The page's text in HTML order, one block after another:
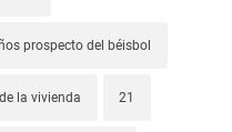
prospecto del béisbol
la vivienda 21